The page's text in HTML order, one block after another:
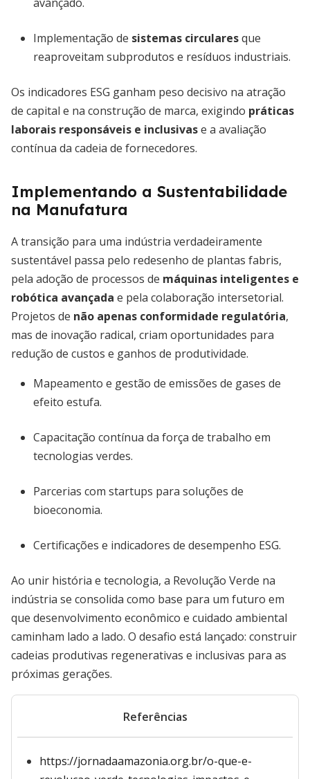
Implementação de sistemas circularesque
reaproveitam subprodutos e resíduos industriais.
Os indicadores ESG ganham peso decisivo na atração
de capital e na construção de marca, exigindo práticas
laborais responsáveis e inclusivase a avaliação
contínua da cadeia de fornecedores.
Implementando a Sustentabilidade
na Manufatura
A transição para uma indústria verdadeiramente
sustentável passa pelo redesenho de plantas fabris,
pela adoção de processos de máquinas inteligentes e
robótica avançada e pela colaboração intersetorial.
Projetos de não apenas conformidade regulatória,
mas de inovação radical, criam oportunidades para
redução de custos e ganhos de produtividade.
Mapeamento e gestão de emissões de gases de
efeito estufa.
Capacitação contínua da força de trabalho em
tecnologias verdes.
Parcerias com startups para soluções de
bioeconomia.
Certificações e indicadores de desempenho ESG.
Ao unir história e tecnologia, a Revolução Verde na
indústria se consolida como base para um futuro em
que desenvolvimento econômico e cuidado ambiental
caminham lado a lado. O desafio está lançado: construir
cadeias produtivas regenerativas e inclusivas para as
próximas gerações.
Referências
https://jornadaamazonia.org.br/o-que-e-